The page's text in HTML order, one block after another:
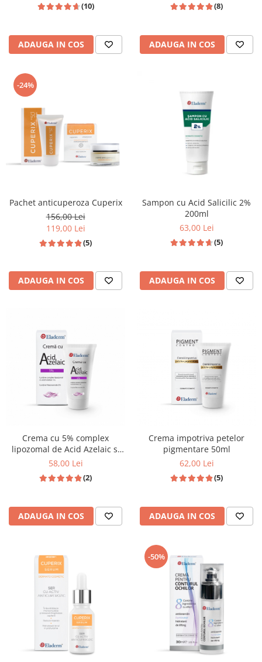
(10)
ADAUGA IN COS
(8)
ADAUGA IN COS
-24%
Pachet anticuperoza Cuperix
156,00 Lei
119,00 Lei
(5)
ADAUGA IN COS
Sampon cu Acid Salicilic 2%
200ml
63,00 Lei
(5)
ADAUGA IN COS
Crema cu 5% complex
lipozomal de Acid Azelaic si
5% Niacinamida 50ml
58,00 Lei
(2)
ADAUGA IN COS
Crema impotriva petelor
pigmentare 50ml
62,00 Lei
(5)
ADAUGA IN COS
-50%